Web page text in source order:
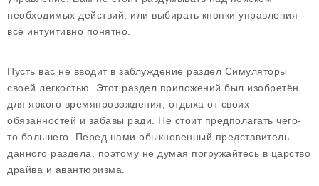
необходимых действий, или выбирать кнопки управления -
всё интуитивно понятно.
Пусть вас не вводит в заблуждение раздел Симуляторы
своей легкостью. Этот раздел приложений был изобретён
для яркого времяпровождения, отдыха от своих
обязанностей и забавы ради. Не стоит предполагать чего-
то большего. Перед нами обыкновенный представитель
данного раздела, поэтому не думая погружайтесь в царство
драйва и авантюризма.